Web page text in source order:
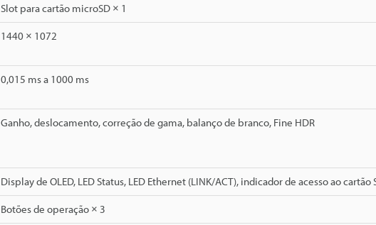
Slot para cartão microSD × 1
1440 × 1072
0,015 ms a 1000 ms
Ganho, deslocamento, correção de gama, balanço de branco, Fine HDR
Display de OLED, LED Status, LED Ethernet (LINK/ACT), indicador de acesso ao cartão
Botões de operação × 3